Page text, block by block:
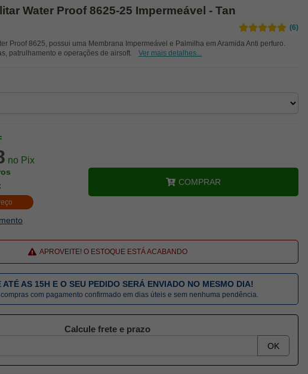
Water Proof 8625-25 Impermeável - Tan
(6)
Proof 8625, possui uma Membrana Impermeável e Palmilha em Aramida Anti perfuro.
patrulhamento e operações de airsoft.
Ver mais detalhes...
no Pix
COMPRAR
APROVEITE! O ESTOQUE ESTÁ ACABANDO
ATÉ AS 15H E O SEU PEDIDO SERÁ ENVIADO NO MESMO DIA!
com pagamento confirmado em dias úteis e sem nenhuma pendência.
Calcule frete e prazo
OK